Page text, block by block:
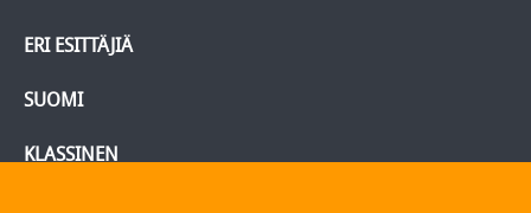
ERI ESITTÄJIÄ
SUOMI
KLASSINEN